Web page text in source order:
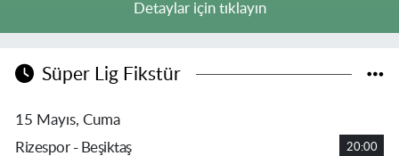
Detaylar için tıklayın
Süper Lig Fikstür
15 Mayıs, Cuma
Rizespor - Beşiktaş
20:00